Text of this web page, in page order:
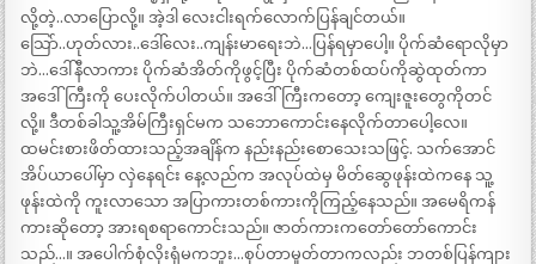
လို့တဲ့..လာပြောလို့။ အဲ့ဒါ လေးငါးရက်လောက်ပြန်ချင်တယ်။
သြော်..ဟုတ်လား..ဒေါ်လေး..ကျန်းမာရေးဘဲ…ပြန်ရမှာပေါ့။ ပိုက်ဆံရောလိုမှာ
ဘဲ…ဒေါ်နီလာကား ပိုက်ဆံအိတ်ကိုဖွင့်ပြီး ပိုက်ဆံတစ်ထပ်ကိုဆွဲထုတ်ကာ
အဒေါ်ကြီးကို ပေးလိုက်ပါတယ်။ အဒေါ်ကြီးကတော့ ကျေးဇူးတွေကိုတင်
လို့။ ဒီတစ်ခါသူ့အိမ်ကြီးရှင်မက သဘောကောင်းနေလိုက်တာပေါ့လေ။
ထမင်းစားဖိတ်ထားသည့်အချိန်က နည်းနည်းစောသေးသဖြင့်. သက်အောင်
အိပ်ယာပေါ်မှာ လှဲနေရင်း နေ့လည်က အလုပ်ထဲမှ မိတ်ဆွေဖုန်းထဲကနေ သူ့
ဖုန်းထဲကို ကူးလာသော အပြာကားတစ်ကားကိုကြည့်နေသည်။ အမေရိကန်
ကားဆိုတော့ အားရစရာကောင်းသည်။ ဇာတ်ကားကတော်တော်ကောင်း
သည်…။ အပေါက်စုံလိုးရုံမကဘူး…စုပ်တာမှုတ်တာကလည်း ဘတစ်ပြန်ကျား